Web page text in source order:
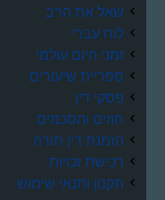
שאל את הרב
לוח עברי
זמני היום עולמי
ספריית שיעורים
פסקי דין
חוזים והסכמים
הזמנת דין תורה
רכישת זכויות
תקנון ותנאי שימוש